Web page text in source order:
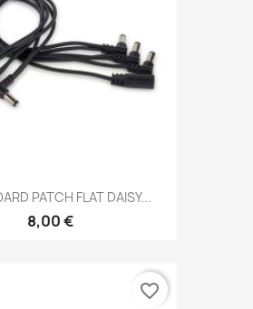
PATCH FLAT DAISY...
8,00 €
favorite_border